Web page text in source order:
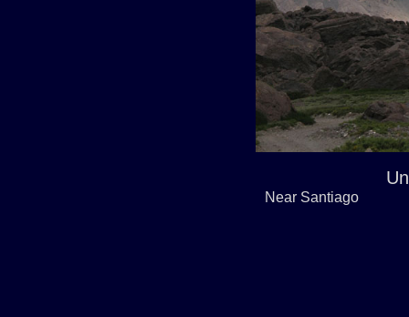
Near Santiago